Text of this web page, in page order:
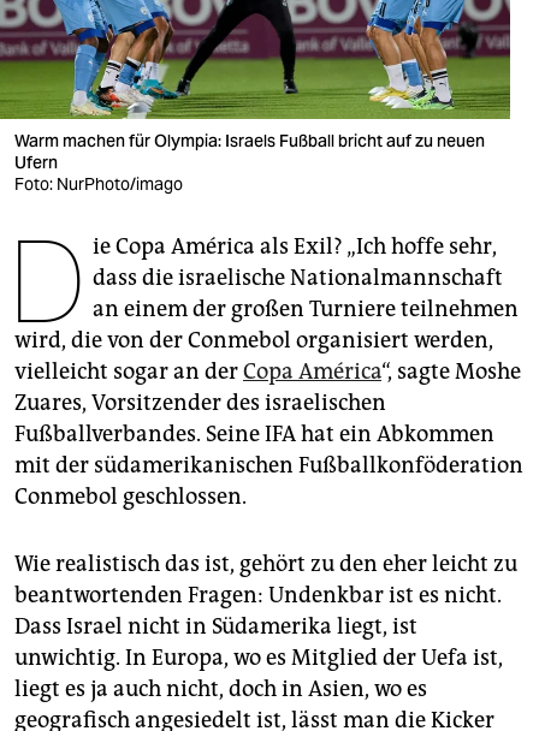
veranstaltungen
shop
fragen & hilfe
unterstützen
genossenschaft
epaper login
Warm machen für Olympia: Israels Fußball bricht auf zu neuen
Ufern
Foto: NurPhoto/imago
D ie Copa América als Exil? „Ich hoffe sehr,
dass die israelische Nationalmannschaft
an einem der großen Turniere teilnehmen
wird, die von der Conmebol organisiert werden,
vielleicht sogar an derCopa América“, sagte Moshe
Zuares, Vorsitzender des israelischen
Fußballverbandes. Seine IFA hat ein Abkommen
mit der südamerikanischen Fußballkonföderation
Conmebol geschlossen.
Wie realistisch das ist, gehört zu den eher leicht zu
beantwortenden Fragen: Undenkbar ist es nicht.
Dass Israel nicht in Südamerika liegt, ist
unwichtig. In Europa, wo es Mitglied der Uefa ist,
liegt es ja auch nicht, doch in Asien, wo es
geografisch angesiedelt ist, lässt man die Kicker